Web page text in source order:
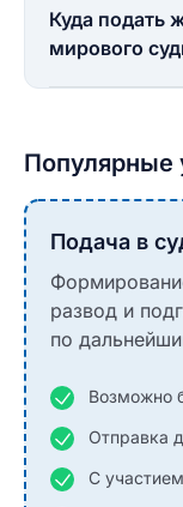
Куда подать
мирового
Популярные
Подача в
развод и
по
Возможно
Отправка
С